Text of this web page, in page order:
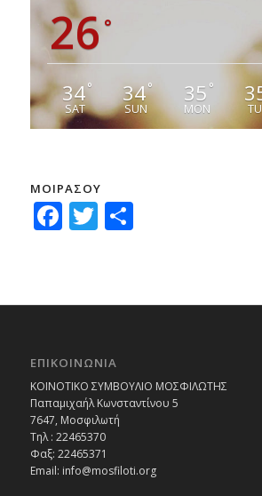
26 °
34°
SAT
34°
SUN
35 °
MON
ΜΟΙΡΑΣΟΥ
Facebook
Twitter
ΕΠΙΚΟΙΝΩΝΙΑ
ΚΟΙΝΟΤΙΚΟ ΣΥΜΒΟΥΛΙΟ ΜΟΣΦΙΛΩΤΗΣ
Παπαμιχαήλ Κωνσταντίνου 5
7647, Μοσφιλωτή
Τηλ : 22465370
Φαξ: 22465371
Email: info@mosfiloti.org